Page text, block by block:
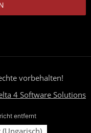
vorbehalten!
4 Software Solutions
entfernt
(Ungarisch)